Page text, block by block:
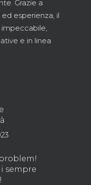
Grazie a
esperienza, il
impeccabile,
e in linea
sempre